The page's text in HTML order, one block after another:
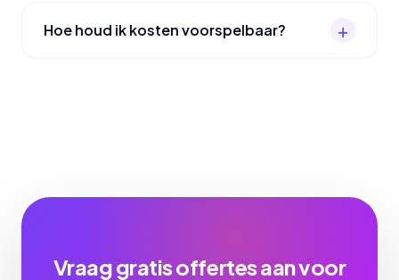
Hoe houd ik kosten voorspelbaar?
Vraag gratis offertes aan voor